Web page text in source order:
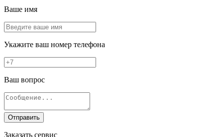
Ваше имя
Укажите ваш номер телефона
Ваш вопрос
Отправить
Заказать сервис